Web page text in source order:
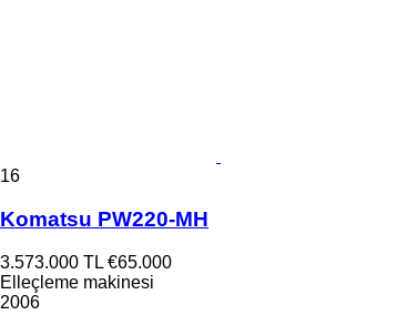
16
Komatsu PW220-MH
3.573.000 TL €65.000
Elleçleme makinesi
2006